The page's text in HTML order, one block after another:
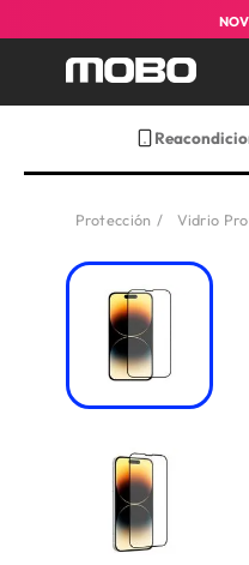
Protección Vidrio